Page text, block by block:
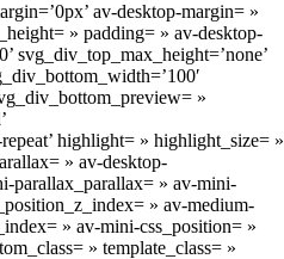
av-desktop-margin= »
» padding= » av-desktop-
svg_div_top_max_height=’none’
»
highlight= » highlight_size= »
» av-desktop-
parallax_parallax= » av-mini-
» av-medium-
» av-mini-css_position= »
» template_class= »